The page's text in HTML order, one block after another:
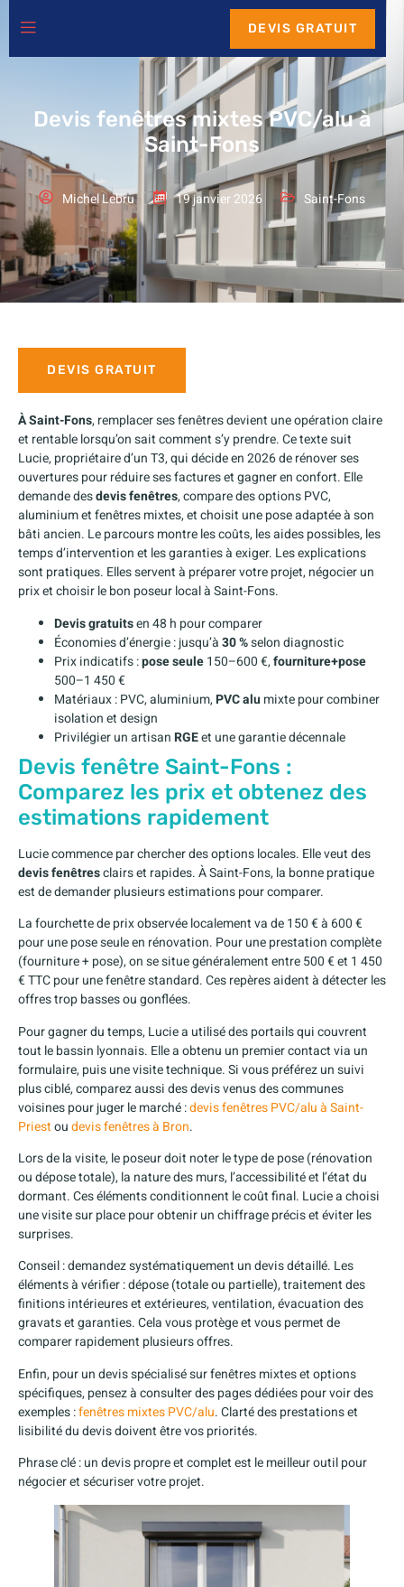
DEVIS GRATUIT
Devis fenêtres mixtes PVC/alu à
Saint-Fons
Michel Lebru 19 janvier 2026 Saint-Fons
DEVIS GRATUIT
À Saint-Fons, remplacer ses fenêtres devient une opération claire
et rentable lorsqu’on sait comment s’y prendre. Ce texte suit
Lucie, propriétaire d’un T3, qui décide en 2026 de rénover ses
ouvertures pour réduire ses factures et gagner en confort. Elle
demande desdevis fenêtres, compare des options PVC,
aluminium et fenêtres mixtes, et choisit une pose adaptée à son
bâti ancien. Le parcours montre les coûts, les aides possibles, les
temps d’intervention et les garanties à exiger. Les explications
sont pratiques. Elles servent à préparer votre projet, négocier un
prix et choisir le bon poseur local à Saint-Fons.
Devis gratuitsen 48 h pour comparer
Économies d’énergie : jusqu’à30 %selon diagnostic
Prix indicatifs :pose seule150–600 €,fourniture+pose
500–1 450 €
Matériaux : PVC, aluminium,PVC alumixte pour combiner
isolation et design
Privilégier un artisanRGEet une garantie décennale
Devis fenêtre Saint-Fons :
Comparez les prix et obtenez des
estimations rapidement
Lucie commence par chercher des options locales. Elle veut des
devis fenêtresclairs et rapides. À Saint-Fons, la bonne pratique
est de demander plusieurs estimations pour comparer.
La fourchette de prix observée localement va de 150 € à 600 €
pour une pose seule en rénovation. Pour une prestation complète
(fourniture + pose), on se situe généralement entre 500 € et 1 450
€ TTC pour une fenêtre standard. Ces repères aident à détecter les
offres trop basses ou gonflées.
Pour gagner du temps, Lucie a utilisé des portails qui couvrent
tout le bassin lyonnais. Elle a obtenu un premier contact via un
formulaire, puis une visite technique. Si vous préférez un suivi
plus ciblé, comparez aussi des devis venus des communes
voisines pour juger le marché :devis fenêtres PVC/alu à Saint-
Priestoudevis fenêtres à Bron.
Lors de la visite, le poseur doit noter le type de pose (rénovation
ou dépose totale), la nature des murs, l’accessibilité et l’état du
dormant. Ces éléments conditionnent le coût final. Lucie a choisi
une visite sur place pour obtenir un chiffrage précis et éviter les
surprises.
Conseil : demandez systématiquement un devis détaillé. Les
éléments à vérifier : dépose (totale ou partielle), traitement des
finitions intérieures et extérieures, ventilation, évacuation des
gravats et garanties. Cela vous protège et vous permet de
comparer rapidement plusieurs offres.
Enfin, pour un devis spécialisé sur fenêtres mixtes et options
spécifiques, pensez à consulter des pages dédiées pour voir des
exemples :fenêtres mixtes PVC/alu. Clarté des prestations et
lisibilité du devis doivent être vos priorités.
Phrase clé : un devis propre et complet est le meilleur outil pour
négocier et sécuriser votre projet.